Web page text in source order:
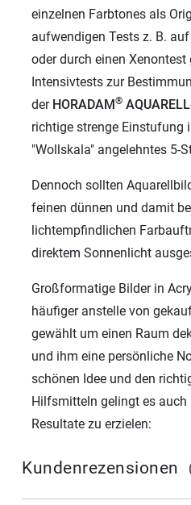
einzelnen Farbtones als
aufwendigen Tests z. B.
oder durch einen Xenontest
Intensivtests zur
der HORADAM® AQUARELL
richtige strenge Einstufung
"Wollskala" angelehntes 5-
Dennoch sollten
feinen dünnen und damit
lichtempfindlichen
direktem Sonnenlicht
Großformatige Bilder in
häufiger anstelle von
gewählt um einen Raum
und ihm eine persönliche
schönen Idee und den
Hilfsmitteln gelingt es auch
Resultate zu erzielen:
Kundenrezensionen